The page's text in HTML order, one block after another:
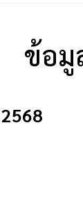
ข้อมู